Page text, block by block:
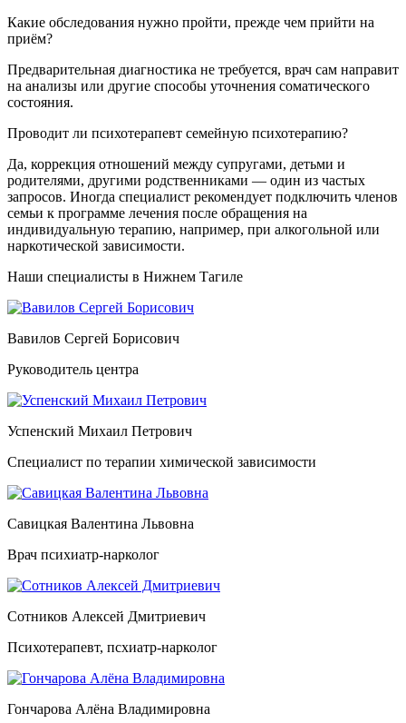
Какие обследования нужно пройти, прежде чем прийти на
приём?
Предварительная диагностика не требуется, врач сам направит
на анализы или другие способы уточнения соматического
состояния.
Проводит ли психотерапевт семейную психотерапию?
Да, коррекция отношений между супругами, детьми и
родителями, другими родственниками — один из частых
запросов. Иногда специалист рекомендует подключить членов
семьи к программе лечения после обращения на
индивидуальную терапию, например, при алкогольной или
наркотической зависимости.
Наши специалисты в Нижнем Тагиле
Вавилов Сергей Борисович
Руководитель центра
Успенский Михаил Петрович
Специалист по терапии химической зависимости
Савицкая Валентина Львовна
Врач психиатр-нарколог
Сотников Алексей Дмитриевич
Психотерапевт, псхиатр-нарколог
Гончарова Алёна Владимировна